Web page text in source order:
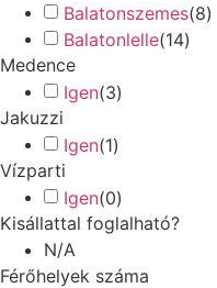
Balatonszemes(8)
Balatonlelle(14)
Medence
Igen(3)
Jakuzzi
Igen(1)
Vízparti
Igen(0)
Kisállattal foglalható?
N/A
Férőhelyek száma